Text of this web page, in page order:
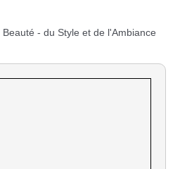
- du Style et de l'Ambiance